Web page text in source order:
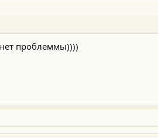
проблеммы))))